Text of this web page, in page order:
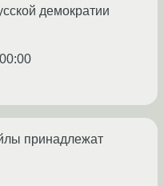
демократии
принадлежат